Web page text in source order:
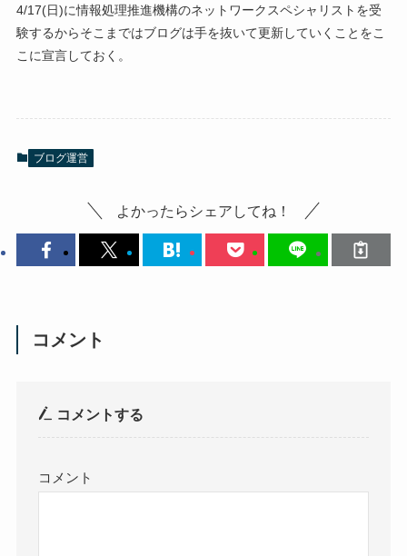
4/17(日)に情報処理推進機構のネットワークスペシャリストを受
験するからそこまではブログは手を抜いて更新していくことをこ
こに宣言しておく。
ブログ運営
よかったらシェアしてね！
コメント
コメントする
コメント